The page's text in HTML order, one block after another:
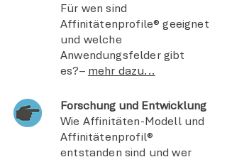
Für wen sind
Affinitätenprofile® geeignet
und welche
Anwendungsfelder gibt
es?– mehr dazu...
Forschung und Entwicklung
Wie Affinitäten-Modell und
Affinitätenprofil®
entstanden sind und wer